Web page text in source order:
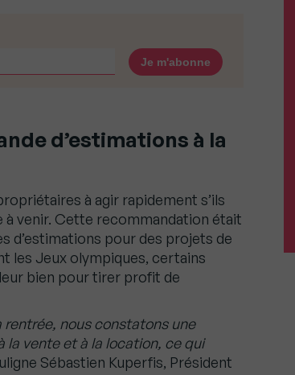
d’estimations à la
à agir rapidement s’ils
à venir. Cette recommandation était
d’estimations pour des projets de
les Jeux olympiques, certains
bien pour tirer profit de
nous constatons une
la vente et à la location, ce qui
Sébastien Kuperfis, Président